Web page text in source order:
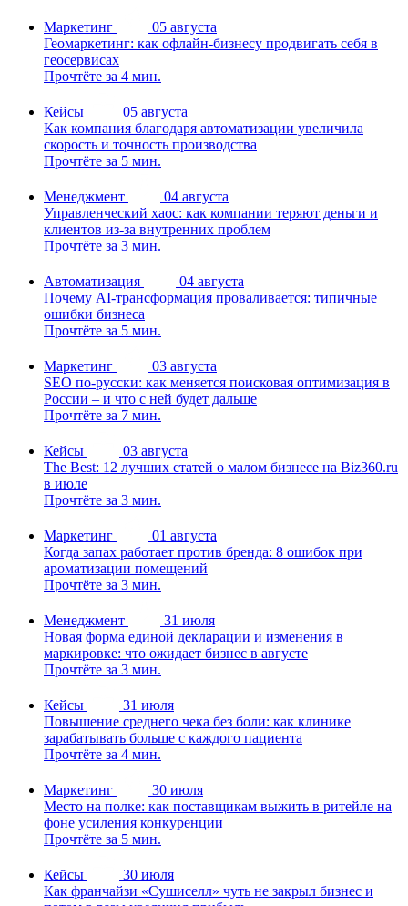
Маркетинг
05 августа
Геомаркетинг: как офлайн-бизнесу продвигать себя в
геосервисах
Прочтёте за 4 мин.
Кейсы
05 августа
Как компания благодаря автоматизации увеличила
скорость и точность производства
Прочтёте за 5 мин.
Менеджмент
04 августа
Управленческий хаос: как компании теряют деньги и
клиентов из-за внутренних проблем
Прочтёте за 3 мин.
Автоматизация
04 августа
Почему AI-трансформация проваливается: типичные
ошибки бизнеса
Прочтёте за 5 мин.
Маркетинг
03 августа
SEO по-русски: как меняется поисковая оптимизация в
России – и что с ней будет дальше
Прочтёте за 7 мин.
Кейсы
03 августа
The Best: 12 лучших статей о малом бизнесе на Biz360.ru
в июле
Прочтёте за 3 мин.
Маркетинг
01 августа
Когда запах работает против бренда: 8 ошибок при
ароматизации помещений
Прочтёте за 3 мин.
Менеджмент
31 июля
Новая форма единой декларации и изменения в
маркировке: что ожидает бизнес в августе
Прочтёте за 3 мин.
Кейсы
31 июля
Повышение среднего чека без боли: как клинике
зарабатывать больше с каждого пациента
Прочтёте за 4 мин.
Маркетинг
30 июля
Место на полке: как поставщикам выжить в ритейле на
фоне усиления конкуренции
Прочтёте за 5 мин.
Кейсы
30 июля
Как франчайзи «Сушиселл» чуть не закрыл бизнес и